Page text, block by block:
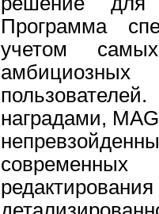
Программа
учетом
наградами,